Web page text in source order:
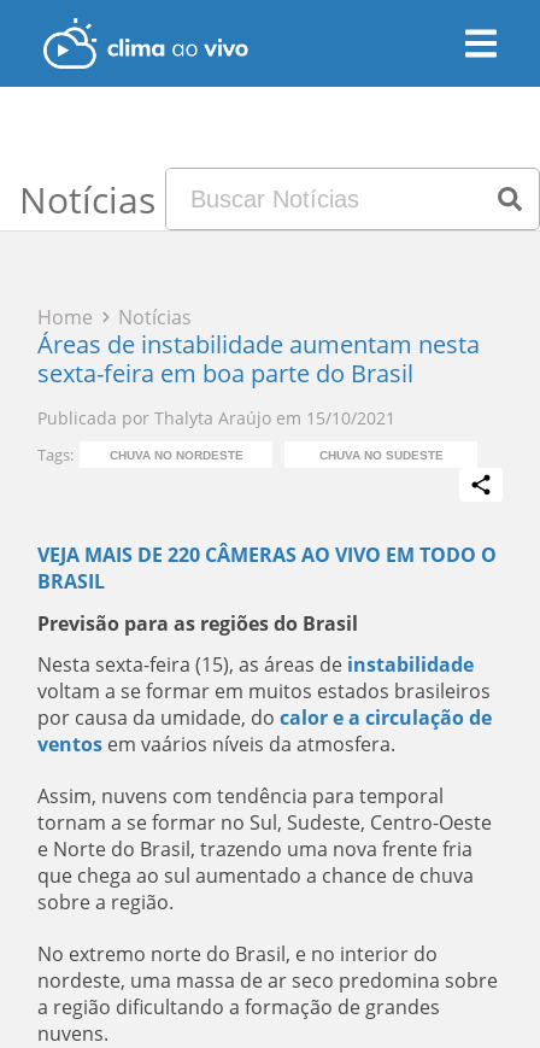
Notícias
Home Notícias
Áreas de instabilidade aumentam nesta
sexta-feira em boa parte do Brasil
Publicada por Thalyta Araújo em 15/10/2021
Tags: CHUVA NO NORDESTE CHUVA NO SUDESTE
VEJA MAIS DE 220 CÂMERAS AO VIVO EM TODO O
BRASIL
Previsão para as regiões do Brasil
Nesta sexta-feira (15), as áreas de instabilidade
voltam a se formar em muitos estados brasileiros
por causa da umidade, docalor e a circulação de
ventos em vaários níveis da atmosfera.
Assim, nuvens com tendência para temporal
tornam a se formar no Sul, Sudeste, Centro-Oeste
e Norte do Brasil, trazendo uma nova frente fria
que chega ao sul aumentado a chance de chuva
sobre a região.
No extremo norte do Brasil, e no interior do
nordeste, uma massa de ar seco predomina sobre
a região dificultando a formação de grandes
nuvens.